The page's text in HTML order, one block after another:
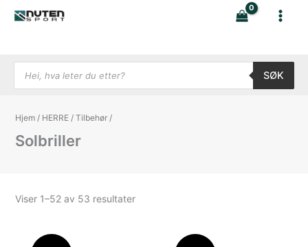
rett
Products search
SØK
Hjem / HERRE /Tilbehør /
Solbriller
Viser 1–52 av 53 resultaterSortert